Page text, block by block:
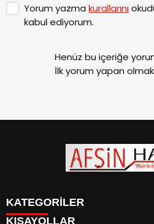
Yorum yazma kurallarını
kabul ediyorum.
Henüz bu içeriğe
İlk yorum yapan
KATEGORİLER
KISAYOLLAR